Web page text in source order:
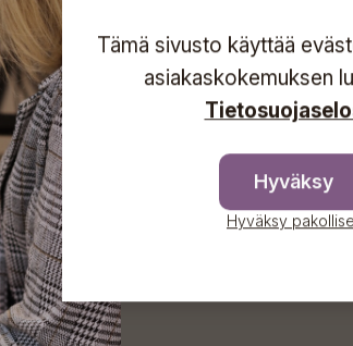
uutiset,
inspiroivat
Tämä sivusto käyttää
asiakaskokemuksen
Hyväksy
Hyväksy